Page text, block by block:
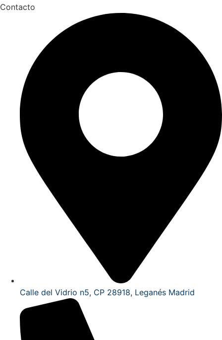
Contacto
Calle del Vidrio n5, CP 28918, Leganés Madrid